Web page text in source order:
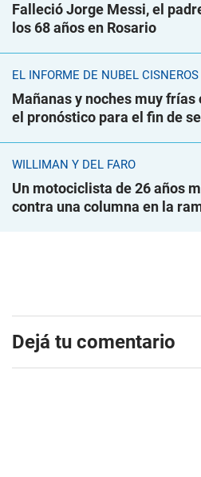
Falleció Jorge Messi, el
los 68 años en Rosario
EL INFORME DE NUBEL CISNEROS
Mañanas y noches muy frías
el pronóstico para el fin de
WILLIMAN Y DEL FARO
Un motociclista de 26 años
contra una columna en la
Dejá tu comentario